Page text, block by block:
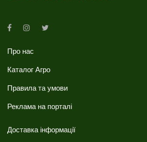
Про нас
Каталог Агро
Правила та умови
Реклама на порталі
Доставка інформації